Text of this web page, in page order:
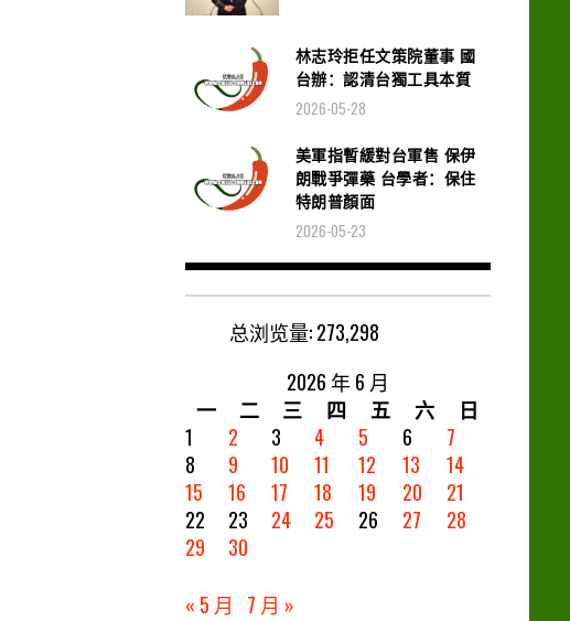
林志玲拒任文策院董事 國
台辦：認清台獨工具本質
2026-05-28
美軍指暫緩對台軍售 保伊
朗戰爭彈藥 台學者：保住
特朗普顏面
2026-05-23
总浏览量:273,298
2026 年 6 月
一
二 三 四 五 六
日
1
2 3 4 5 6
7
8
9 10 11 12 13
14
15
16 17 18 19 20
21
22
23 24 25 26 27
28
29
30
« 5 月
7 月 »